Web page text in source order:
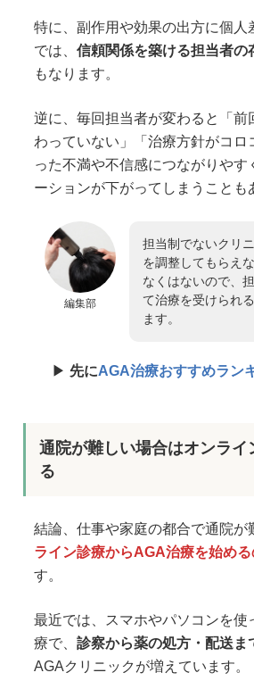
特に、副作用や効果の出方に個人
では、信頼関係を築ける担当者の
もなります。
逆に、毎回担当者が変わると「前
わっていない」「治療方針がコロ
った不満や不信感につながりやす
ーションが下がってしまうことも
編集部
担当制でないクリ
を調整してもらえ
なくはないので、
て治療を受けられ
ます。
▶︎ 先にAGA治療おすすめラン
通院が難しい場合はオンライ
る
結論、仕事や家庭の都合で通院が
ライン診療からAGA治療を始め
す。
最近では、スマホやパソコンを使
療で、診察から薬の処方・配送ま
AGAクリニックが増えています。